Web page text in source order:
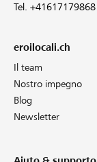
Tel. +41617179868
eroilocali.ch
Il team
Nostro impegno
Blog
Newsletter